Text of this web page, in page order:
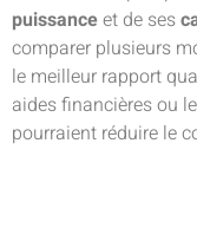
puissanceet de ses
comparer plusieurs
le meilleur rapport
aides financières ou
pourraient réduire le